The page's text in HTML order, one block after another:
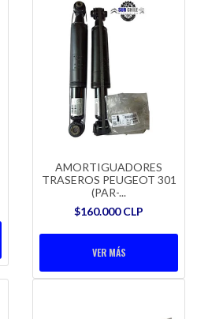
AMORTIGUADORES
TRASEROS PEUGEOT 301
(PAR-...
$160.000 CLP
VER MÁS